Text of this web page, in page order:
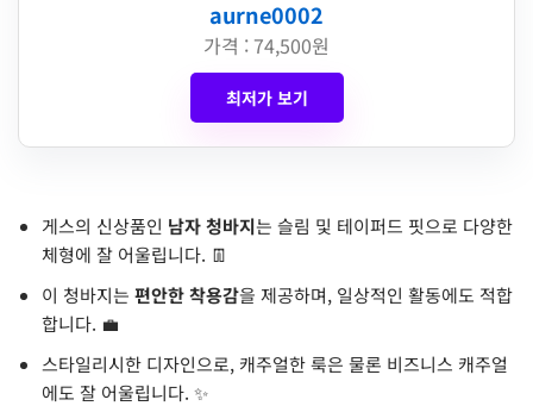
aurne0002
가격 : 74,500원
최저가 보기
게스의 신상품인 남자 청바지는 슬림 및 테이퍼드 핏으로 다양한
체형에 잘 어울립니다. 👖
이 청바지는 편안한 착용감을 제공하며, 일상적인 활동에도 적합
합니다. 💼
스타일리시한 디자인으로, 캐주얼한 룩은 물론 비즈니스 캐주얼
에도 잘 어울립니다. ✨